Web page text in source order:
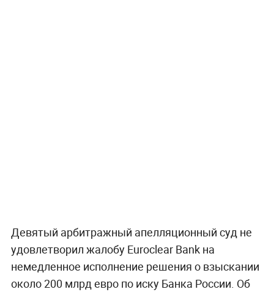
Девятый арбитражный апелляционный суд не
удовлетворил жалобу Euroclear Bank на
немедленное исполнение решения о взыскании
около 200 млрд евро по иску Банка России. Об